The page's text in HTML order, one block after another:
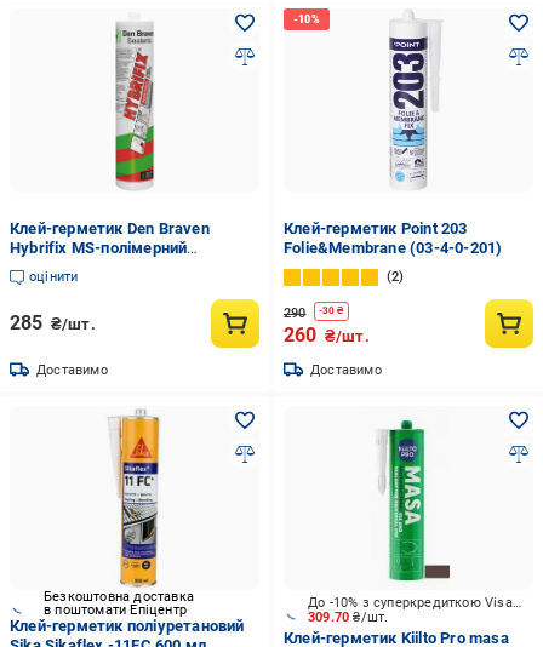
Клей-герметик Den Braven
Hybrifix MS-полімерний
еластичний 290 мл Білий
(30618600)
оцінити
285 ₴/шт.
Доставимо
Клей-герметик Point 203
Folie&Membrane (03-4-0-201)
2
290 -30 ₴
260 ₴/шт.
Доставимо
Безкоштовна доставка
в поштомати Епіцентр
Клей-герметик поліуретановий
309.70₴/шт.
До -10% з суперкредиткою Visa Вигода
Клей-герметик Kiilto Pro masa